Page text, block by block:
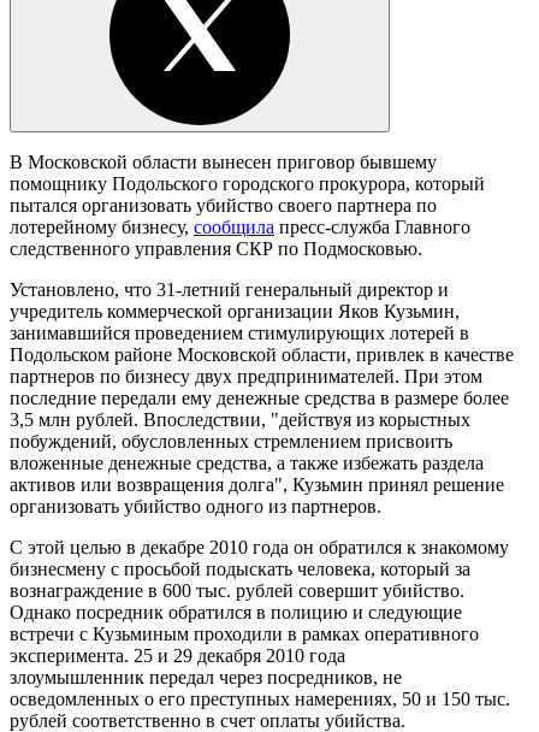
В Московской области вынесен приговор бывшему
помощнику Подольского городского прокурора, который
пытался организовать убийство своего партнера по
лотерейному бизнесу, сообщила пресс-служба Главного
следственного управления СКР по Подмосковью.
Установлено, что 31-летний генеральный директор и
учредитель коммерческой организации Яков Кузьмин,
занимавшийся проведением стимулирующих лотерей в
Подольском районе Московской области, привлек в качестве
партнеров по бизнесу двух предпринимателей. При этом
последние передали ему денежные средства в размере более
3,5 млн рублей. Впоследствии, "действуя из корыстных
побуждений, обусловленных стремлением присвоить
вложенные денежные средства, а также избежать раздела
активов или возвращения долга", Кузьмин принял решение
организовать убийство одного из партнеров.
С этой целью в декабре 2010 года он обратился к знакомому
бизнесмену с просьбой подыскать человека, который за
вознаграждение в 600 тыс. рублей совершит убийство.
Однако посредник обратился в полицию и следующие
встречи с Кузьминым проходили в рамках оперативного
эксперимента. 25 и 29 декабря 2010 года
злоумышленник передал через посредников, не
осведомленных о его преступных намерениях, 50 и 150 тыс.
рублей соответственно в счет оплаты убийства.